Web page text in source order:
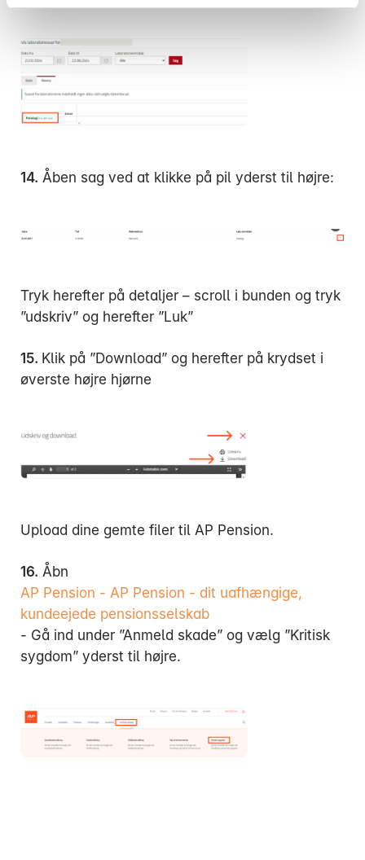
14. Åben sag ved at klikke på pil yderst til højre:
Tryk herefter på detaljer – scroll i bunden og tryk
”udskriv” og herefter ”Luk”
15. Klik på ”Download” og herefter på krydset i
øverste højre hjørne
Upload dine gemte filer til AP Pension.
16. Åbn
AP Pension - AP Pension - dit uafhængige,
kundeejede pensionsselskab
- Gå ind under ”Anmeld skade” og vælg ”Kritisk
sygdom” yderst til højre.